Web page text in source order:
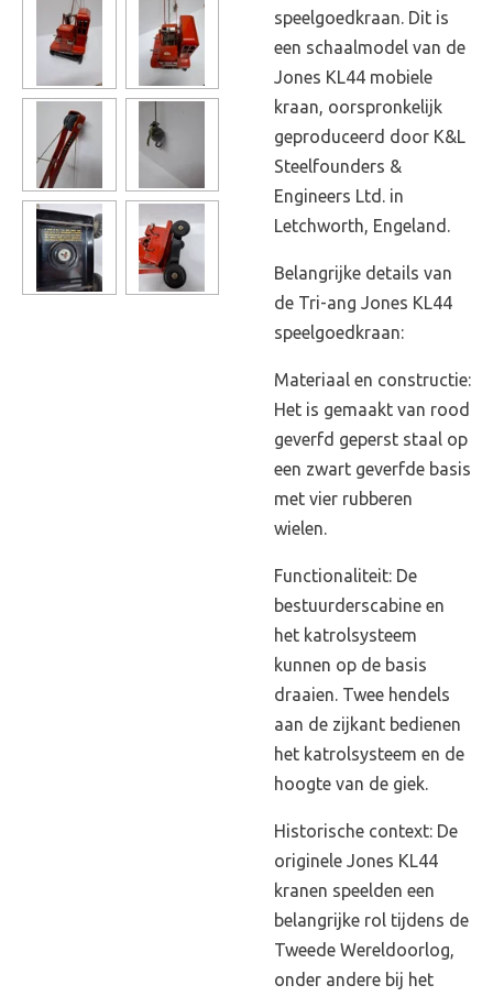
speelgoedkraan. Dit is
een schaalmodel van de
Jones KL44 mobiele
kraan, oorspronkelijk
geproduceerd door K&L
Steelfounders &
Engineers Ltd. in
Letchworth, Engeland.
Belangrijke details van
de Tri-ang Jones KL44
speelgoedkraan:
Materiaal en constructie:
Het is gemaakt van rood
geverfd geperst staal op
een zwart geverfde basis
met vier rubberen
wielen.
Functionaliteit: De
bestuurderscabine en
het katrolsysteem
kunnen op de basis
draaien. Twee hendels
aan de zijkant bedienen
het katrolsysteem en de
hoogte van de giek.
Historische context: De
originele Jones KL44
kranen speelden een
belangrijke rol tijdens de
Tweede Wereldoorlog,
onder andere bij het